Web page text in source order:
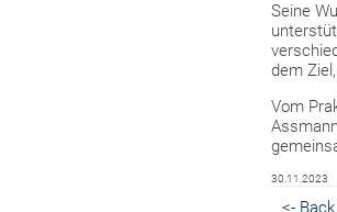
Seine
dem
Vom
30.11.2023
<-